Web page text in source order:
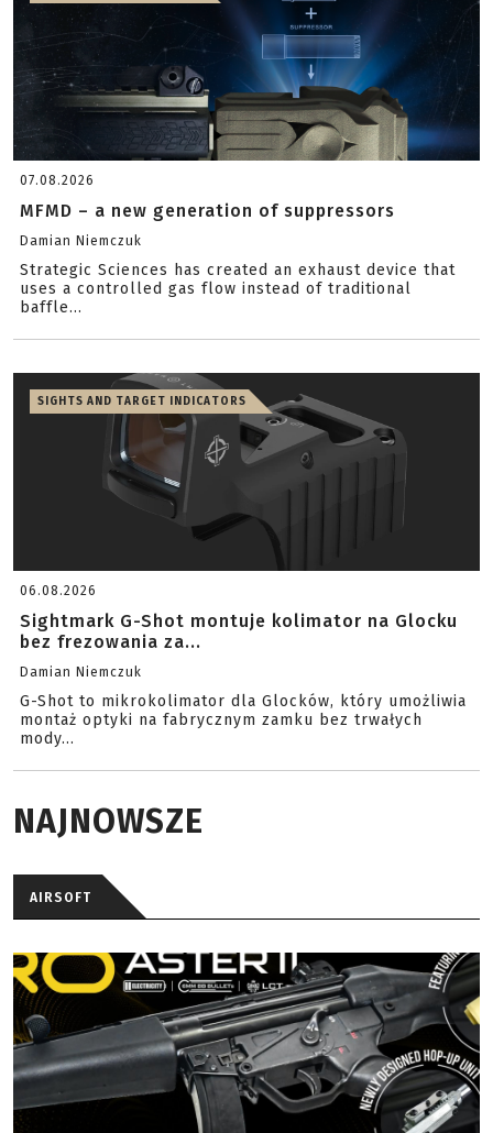
07.08.2026
MFMD – a new generation of suppressors
Damian Niemczuk
Strategic Sciences has created an exhaust device that
uses a controlled gas flow instead of traditional
baffle...
SIGHTS AND TARGET INDICATORS
06.08.2026
Sightmark G-Shot montuje kolimator na Glocku
bez frezowania za...
Damian Niemczuk
G-Shot to mikrokolimator dla Glocków, który umożliwia
montaż optyki na fabrycznym zamku bez trwałych
mody...
NAJNOWSZE
AIRSOFT